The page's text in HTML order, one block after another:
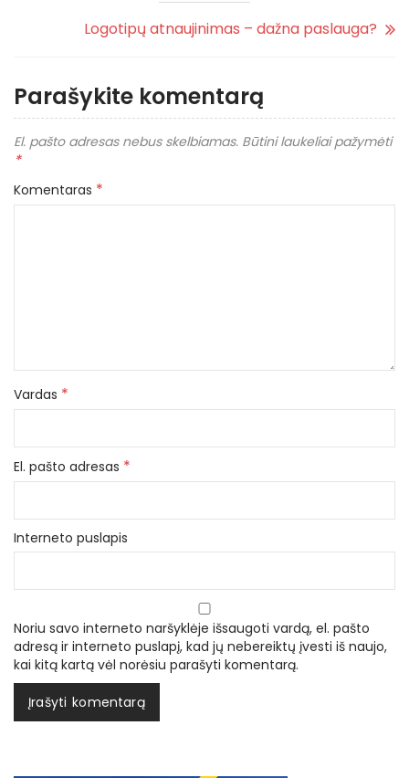
Logotipų atnaujinimas – dažna paslauga?
Parašykite komentarą
El. pašto adresas nebus skelbiamas. Būtini laukeliai pažymėti
*
Komentaras *
Vardas *
El. pašto adresas *
Interneto puslapis
Noriu savo interneto naršyklėje išsaugoti vardą, el. pašto
adresą ir interneto puslapį, kad jų nebereiktų įvesti iš naujo,
kai kitą kartą vėl norėsiu parašyti komentarą.